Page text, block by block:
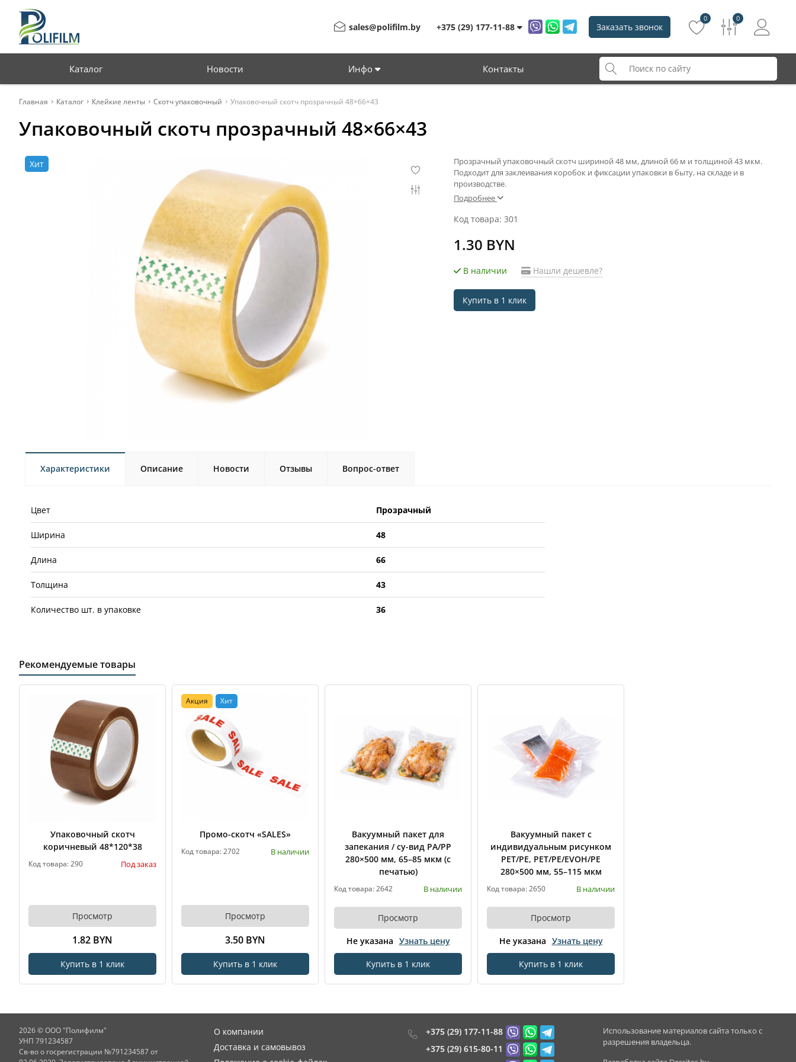
sales@polifilm.by +375 (29) 177-11-88 Заказать звонок
0 0
Каталог Новости Инфо Контакты
Главная Каталог Клейкие ленты Скотч упаковочный Упаковочный скотч прозрачный 48×66×43
Упаковочный скотч прозрачный 48×66×43
Хит
Прозрачный упаковочный скотч шириной 48 мм, длиной 66 м и толщиной 43 мкм.
Подходит для заклеивания коробок и фиксации упаковки в быту, на складе и в
производстве.
Подробнее
Код товара: 301
1.30 BYN
В наличии Нашли дешевле?
Купить в 1 клик
Характеристики Описание Новости Отзывы Вопрос-ответ
Цвет Прозрачный
Ширина 48
Длина 66
Толщина 43
Количество шт. в упаковке 36
Рекомендуемые товары
Упаковочный скотч
коричневый 48*120*38
Код товара: 290 Под заказ
Просмотр
1.82 BYN
Купить в 1 клик
Акция Хит
Промо-скотч «SALES»
Код товара: 2702 В наличии
Просмотр
3.50 BYN
Купить в 1 клик
Вакуумный пакет для
запекания / су-вид PA/PP
280×500 мм, 65–85 мкм (с
печатью)
Код товара: 2642 В наличии
Просмотр
Не указана Узнать цену
Купить в 1 клик
Вакуумный пакет с
индивидуальным рисунком
PET/PE, PET/PE/EVOH/PE
280×500 мм, 55–115 мкм
Код товара: 2650 В наличии
Просмотр
Не указана Узнать цену
Купить в 1 клик
2026 © ООО "Полифилм"
УНП 791234587
Св-во о госрегистрации №791234587 от
О компании
Доставка и самовывоз
+375 (29) 177-11-88
+375 (29) 615-80-11
Использование материалов сайта только с
разрешения владельца.